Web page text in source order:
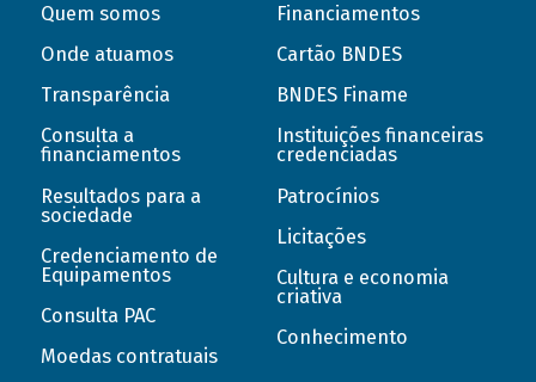
Quem somos
Onde atuamos
Transparência
Consulta a
financiamentos
Resultados para a
sociedade
Credenciamento de
Equipamentos
Consulta PAC
Moedas contratuais
Financiamentos
Cartão BNDES
BNDES Finame
Instituições financeiras
credenciadas
Patrocínios
Licitações
Cultura e economia
criativa
Conhecimento